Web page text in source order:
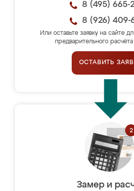
8 (495) 665-
8 (926) 409-
Или оставьте заявку на сайте
предварительного
ОСТАВИТЬ
Замер и